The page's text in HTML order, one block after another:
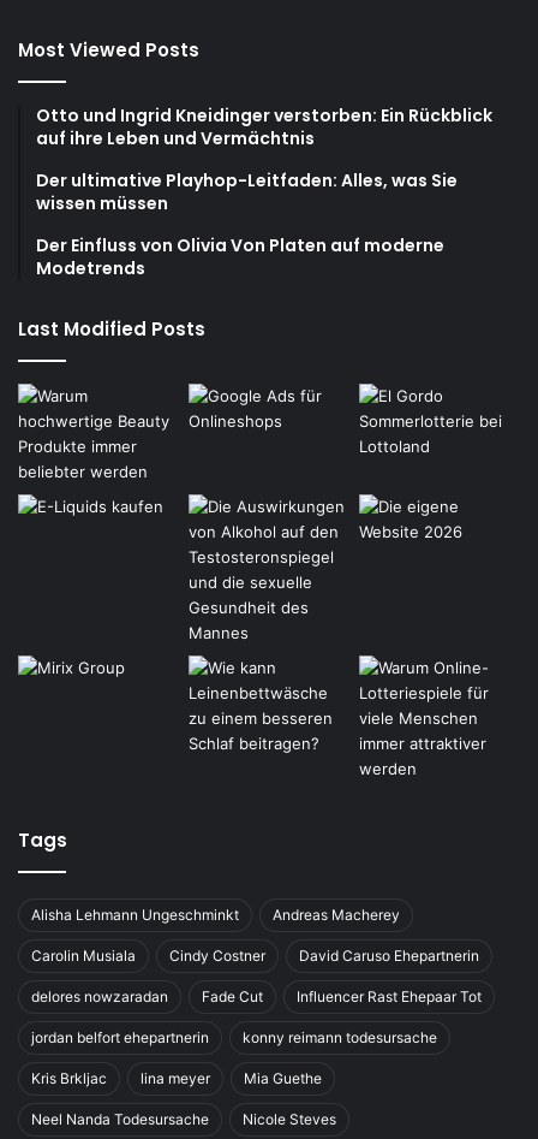
Most Viewed Posts
Otto und Ingrid Kneidinger verstorben: Ein Rückblick
auf ihre Leben und Vermächtnis
Der ultimative Playhop-Leitfaden: Alles, was Sie
wissen müssen
Der Einfluss von Olivia Von Platen auf moderne
Modetrends
Last Modified Posts
Tags
Alisha Lehmann Ungeschminkt Andreas Macherey
Carolin Musiala Cindy Costner David Caruso Ehepartnerin
delores nowzaradan Fade Cut Influencer Rast Ehepaar Tot
jordan belfort ehepartnerin konny reimann todesursache
Kris Brkljac lina meyer Mia Guethe
Neel Nanda Todesursache Nicole Steves